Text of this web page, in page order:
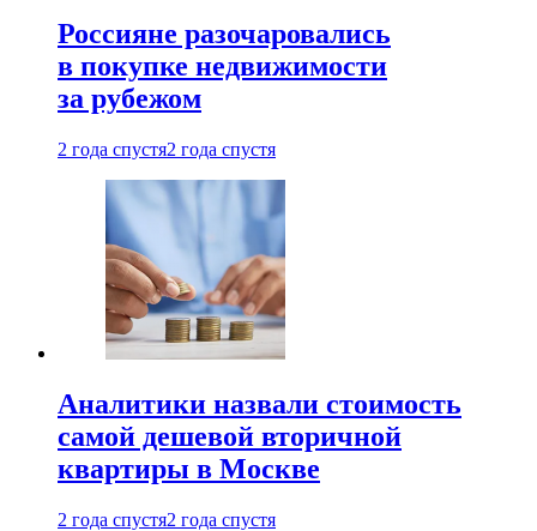
Россияне разочаровались
в покупке недвижимости
за рубежом
2 года спустя2 года спустя
Аналитики назвали стоимость
самой дешевой вторичной
квартиры в Москве
2 года спустя2 года спустя